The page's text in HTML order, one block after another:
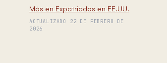
Más en Expatriados en EE.UU.
ACTUALIZADO 22 DE FEBRERO DE
2026